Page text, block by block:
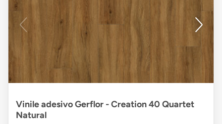
Vinile adesivo Gerflor - Creation 40 Quartet
Natural